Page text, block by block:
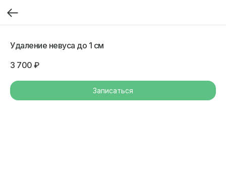
Удаление невуса до 1 см
3 700 ₽
Записаться